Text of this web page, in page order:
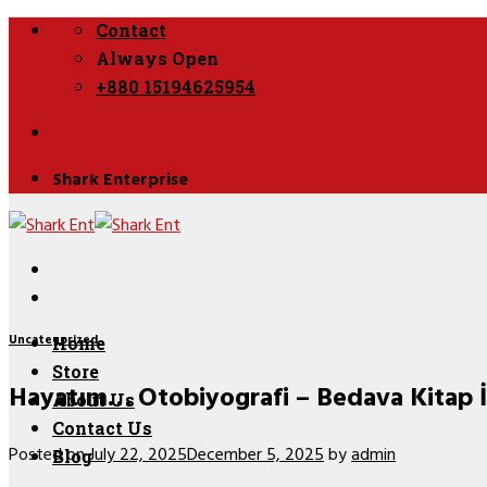
Skip
Contact
Always Open
+880 15194625954
Shark Enterprise
Home
Store
About Us
Contact Us
Blog
Uncategorized
Hayatım… Otobiyografi – Bedava Kitap
Posted onJuly 22, 2025December 5, 2025byadmin